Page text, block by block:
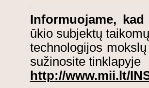
Informuojame,
ūkio subjektų
technologijos
sužinosite tinklapyje
http://www.mii.lt/